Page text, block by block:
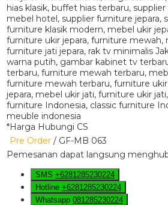
*Harga Hubungi CS
Pre Order / GF-MB 063
Pemesanan dapat langsung
SMS +6281285230224
Hotline +6281285230224
Whatsapp 081285230224